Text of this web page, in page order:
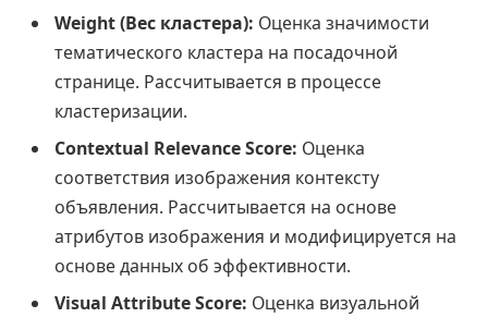
Weight (Вес кластера): Оценка значимости
тематического кластера на посадочной
странице. Рассчитывается в процессе
кластеризации.
Contextual Relevance Score: Оценка
соответствия изображения контексту
объявления. Рассчитывается на основе
атрибутов изображения и модифицируется на
основе данных об эффективности.
Visual Attribute Score: Оценка визуальной